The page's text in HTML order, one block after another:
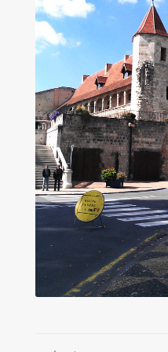
Les amis d’Yves Chaland
LUDIBD